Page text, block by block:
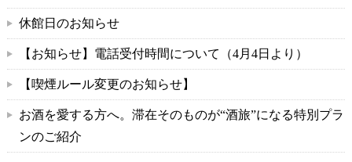
休館日のお知らせ
【お知らせ】電話受付時間について（4月4日より）
【喫煙ルール変更のお知らせ】
お酒を愛する方へ。滞在そのものが“酒旅”になる特別プラ
ンのご紹介